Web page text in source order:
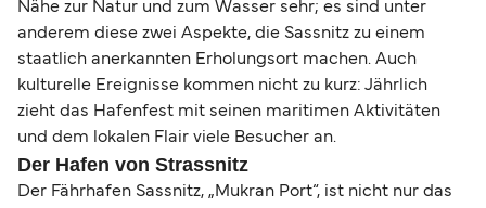
Nähe zur Natur und zum Wasser sehr; es sind unter
anderem diese zwei Aspekte, die Sassnitz zu einem
staatlich anerkannten Erholungsort machen. Auch
kulturelle Ereignisse kommen nicht zu kurz: Jährlich
zieht das Hafenfest mit seinen maritimen Aktivitäten
und dem lokalen Flair viele Besucher an.
Der Hafen von Strassnitz
Der Fährhafen Sassnitz, „Mukran Port“, ist nicht nur das